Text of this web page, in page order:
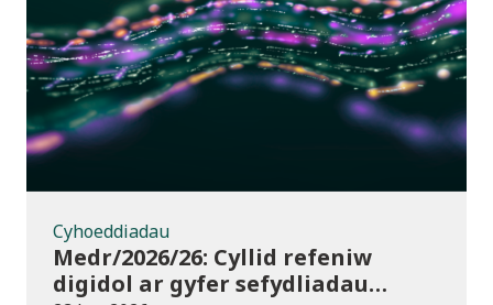
Cyhoeddiadau
Cyhoeddiadau
Medr/2026/26: Cyllid refeniw
digidol ar gyfer sefydliadau